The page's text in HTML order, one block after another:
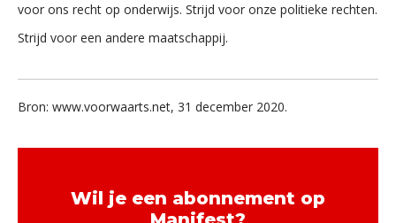
voor ons recht op onderwijs. Strijd voor onze politieke rechten.
Strijd voor een andere maatschappij.
Bron: www.voorwaarts.net, 31 december 2020.
Wil je een abonnement op